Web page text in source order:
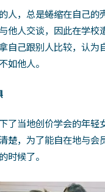
人，总是蜷缩在自己的
他人交谈，因此在学校
自己跟别人比较，认为
如他人。
了当地创价学会的年轻
楚，为了能自在地与会
时候了。